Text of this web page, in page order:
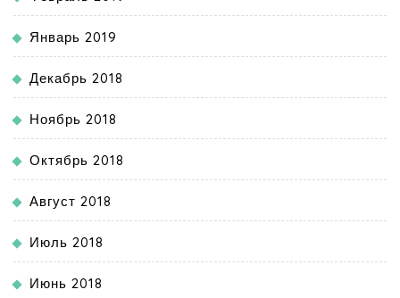
Январь 2019
Декабрь 2018
Ноябрь 2018
Октябрь 2018
Август 2018
Июль 2018
Июнь 2018